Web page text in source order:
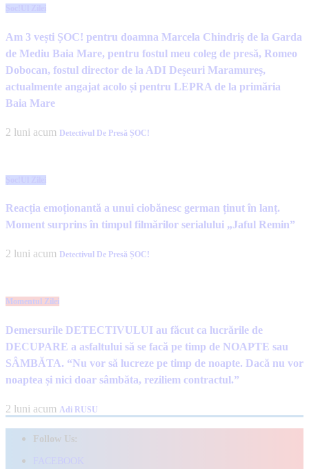
Am 3 vești ȘOC! pentru doamna Marcela Chindriș de la Garda
de Mediu Baia Mare, pentru fostul meu coleg de presă, Romeo
Dobocan, fostul director de la ADI Deșeuri Maramureș,
actualmente angajat acolo și pentru LEPRA de la primăria
Baia Mare
2 luni acum Detectivul De Presă ȘOC!
Reacția emoționantă a unui ciobănesc german ținut în lanț.
Moment surprins în timpul filmărilor serialului „Jaful Remin”
2 luni acum Detectivul De Presă ȘOC!
Momentul Zilei
Demersurile DETECTIVULUI au făcut ca lucrările de
DECUPARE a asfaltului să se facă pe timp de NOAPTE sau
SÂMBĂTA. “Nu vor să lucreze pe timp de noapte. Dacă nu vor
noaptea și nici doar sâmbăta, reziliem contractul.”
2 luni acum Adi RUSU
Follow Us: